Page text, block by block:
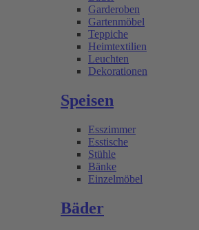
Garderoben
Gartenmöbel
Teppiche
Heimtextilien
Leuchten
Dekorationen
Speisen
Esszimmer
Esstische
Stühle
Bänke
Einzelmöbel
Bäder